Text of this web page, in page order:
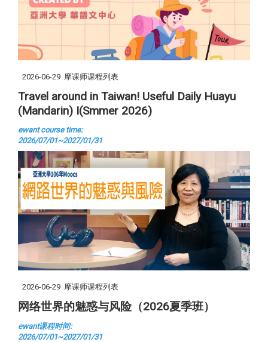
2026-06-29 摩课师课程列表
Travel around in Taiwan! Useful Daily Huayu
(Mandarin) I(Smmer 2026)
ewantcourse time:
2026/07/01~2027/01/31
2026-06-29 摩课师课程列表
网络世界的魅惑与风险（2026夏季班）
ewant课程时间:
2026/07/01~2027/01/31